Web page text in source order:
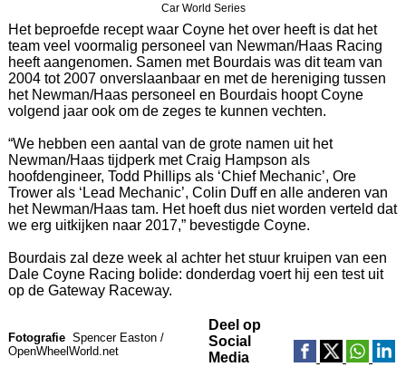
Car World Series
Het beproefde recept waar Coyne het over heeft is dat het
team veel voormalig personeel van Newman/Haas Racing
heeft aangenomen. Samen met Bourdais was dit team van
2004 tot 2007 onverslaanbaar en met de hereniging tussen
het Newman/Haas personeel en Bourdais hoopt Coyne
volgend jaar ook om de zeges te kunnen vechten.
“We hebben een aantal van de grote namen uit het
Newman/Haas tijdperk met Craig Hampson als
hoofdengineer, Todd Phillips als ‘Chief Mechanic’, Ore
Trower als ‘Lead Mechanic’, Colin Duff en alle anderen van
het Newman/Haas tam. Het hoeft dus niet worden verteld dat
we erg uitkijken naar 2017,” bevestigde Coyne.
Bourdais zal deze week al achter het stuur kruipen van een
Dale Coyne Racing bolide: donderdag voert hij een test uit
op de Gateway Raceway.
Fotografie Spencer Easton /
OpenWheelWorld.net
Deel op
Social
Media